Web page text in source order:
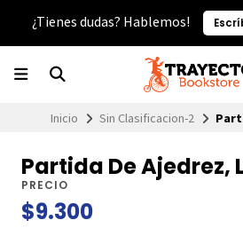
¿Tienes dudas? Hablemos!
Inicio Sin Clasificacion-2
Partida De Ajedrez,
PRECIO
$9.300